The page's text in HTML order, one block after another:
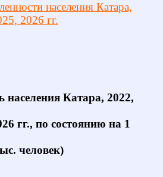
населения Катара,
2026 гг.
населения Катара, 2022,
гг., по состоянию на 1
человек)